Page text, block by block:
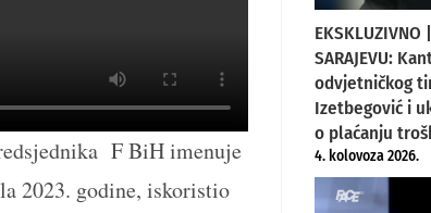
F BiH imenuje
2023. godine, iskoristio
EKSKLUZIVNO
SARAJEVU:
odvjetničkog
Izetbegović i
o plaćanju
4. kolovoza 2026.